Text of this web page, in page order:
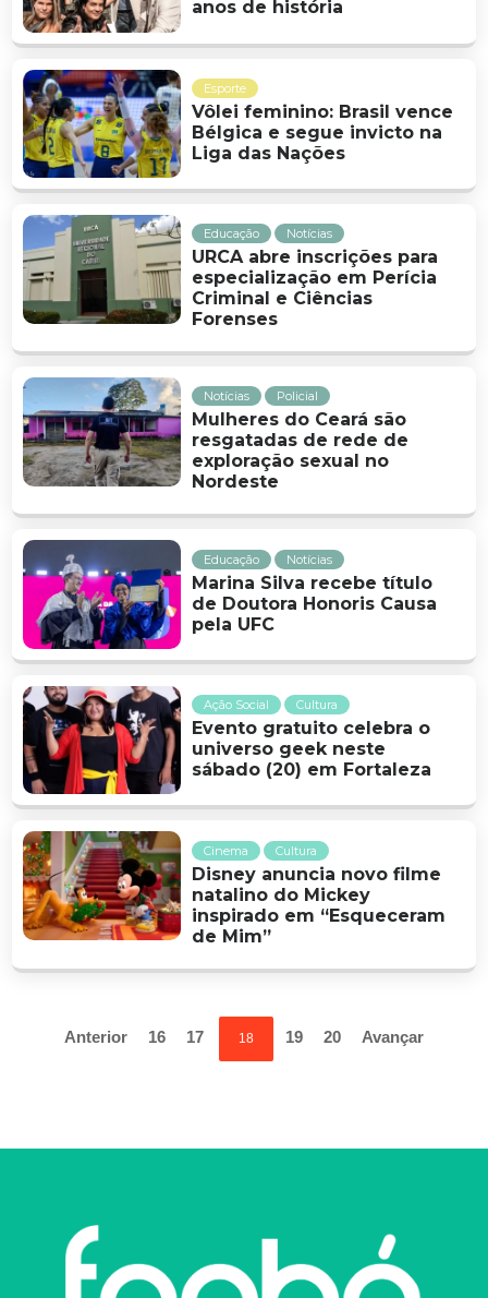
anos de história
Esporte
Vôlei feminino: Brasil vence
Bélgica e segue invicto na
Liga das Nações
Educação Notícias
URCA abre inscrições para
especialização em Perícia
Criminal e Ciências
Forenses
Notícias Policial
Mulheres do Ceará são
resgatadas de rede de
exploração sexual no
Nordeste
Educação Notícias
Marina Silva recebe título
de Doutora Honoris Causa
pela UFC
Ação Social Cultura
Evento gratuito celebra o
universo geek neste
sábado (20) em Fortaleza
Cinema Cultura
Disney anuncia novo filme
natalino do Mickey
inspirado em “Esqueceram
de Mim”
Anterior 16 17 18 19 20 Avançar